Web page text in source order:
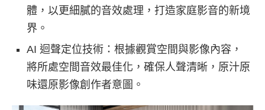
體，以更細膩的音效處理，打造家庭影音的新境
界。
AI 迴聲定位技術：根據觀賞空間與影像內容，
將所處空間音效最佳化，確保人聲清晰，原汁原
味還原影像創作者意圖。